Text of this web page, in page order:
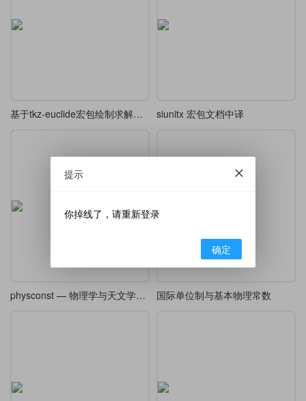
基于tkz-euclide宏包绘制求解线段长度平面几何图 siunitx 宏包文档中译
physconst — 物理学与天文学常数便捷输入宏包译介 国际单位制与基本物理常数
提示
你掉线了，请重新登录
确定